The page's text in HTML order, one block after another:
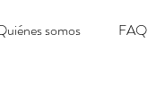
somos FAQ